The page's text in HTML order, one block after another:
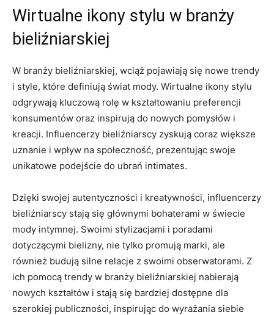
Wirtualne ikony⁣ stylu w branży
bieliźniarskiej
W branży ⁣bieliźniarskiej, wciąż pojawiają‍ się nowe trendy
i style, które‌ definiują⁤ świat‌ mody. ​Wirtualne ikony stylu‍
odgrywają ⁢kluczową rolę w kształtowaniu preferencji
konsumentów oraz inspirują do nowych pomysłów i
kreacji. ​Influencerzy bieliźniarscy zyskują coraz większe
uznanie i wpływ ⁣na społeczność, ‍prezentując‍ swoje
unikatowe podejście do ubrań intimates.
Dzięki swojej autentyczności i ⁣kreatywności, influencerzy
bieliźniarscy stają się głównymi bohaterami w świecie
mody intymnej. Swoimi ‍stylizacjami i poradami
dotyczącymi ‌bielizny, nie tylko⁣ promują marki, ale ​
również budują silne ⁢relacje ⁢z swoimi ​obserwatorami. Z
‍ich⁤ pomocą trendy w branży bieliźniarskiej ​nabierają
nowych kształtów i stają ⁣się bardziej ⁢dostępne dla
‍szerokiej publiczności, ⁣inspirując‍ do wyrażania siebie